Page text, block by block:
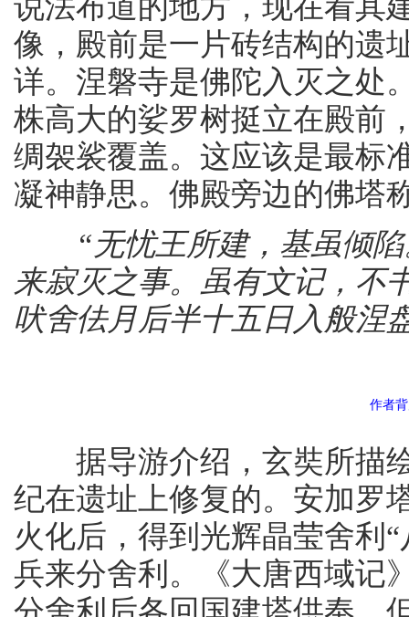
说法布道的地方，现在看其
像，殿前是一片砖结构的遗
详。涅磐寺是佛陀入灭之处
株高大的娑罗树挺立在殿前
绸袈裟覆盖。这应该是最标
凝神静思。佛殿旁边的佛塔
“无忧王所建，基虽倾陷
来寂灭之事。虽有文记，不
吠舍佉月后半十五日入般涅
作者
据导游介绍，玄奘所描绘
纪在遗址上修复的。安加罗
火化后，得到光辉晶莹舍利
兵来分舍利。《大唐西域记